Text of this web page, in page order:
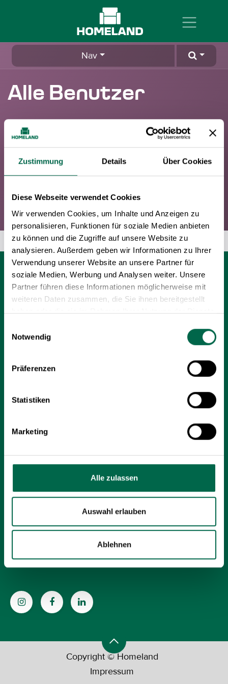
Zustimmung Details Über Cookies
Diese Webseite verwendet Cookies
Wir verwenden Cookies, um Inhalte und Anzeigen zu
personalisieren, Funktionen für soziale Medien anbieten
zu können und die Zugriffe auf unsere Website zu
analysieren. Außerdem geben wir Informationen zu Ihrer
Verwendung unserer Website an unsere Partner für
soziale Medien, Werbung und Analysen weiter. Unsere
Partner führen diese Informationen möglicherweise mit
weiteren Daten zusammen, die Sie ihnen bereitgestellt
haben oder die sie im Rahmen Ihrer Nutzung der Dienste
Notwendig
Präferenzen
Statistiken
Marketing
Alle zulassen
Auswahl erlauben
Ablehnen
Nav
Alle Benutzer
Diese
Woche
Diesen
Monat
Seit
jeher
Noch keine Rangliste :(
Ihr neues Zuhause für Design, Qualität
Adresse
1220 Wien
Öffnungszeiten:
Mo–Fr: 09:30 – 18:30 Uhr
Sa: 09:00 – 18:00 Uhr
Copyright © Homeland
Impressum